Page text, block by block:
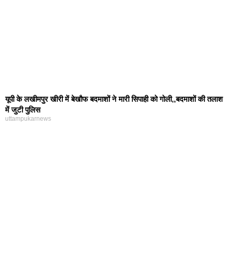
यूपी के लखीमपुर खीरी में बेखौफ बदमाशों ने मारी सिपाही को गोली,,बदमाशों की तलाश
में जुटी पुलिस
uttampukarnews